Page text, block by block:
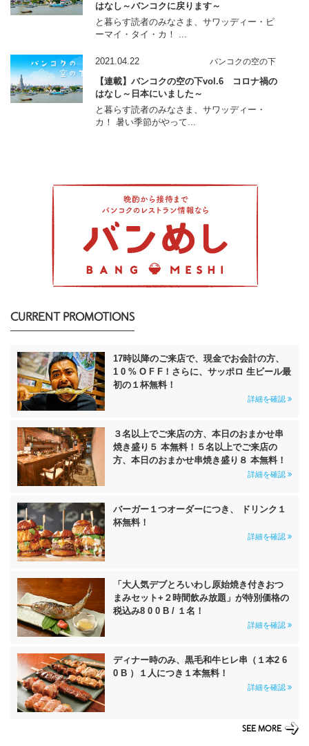
はなし～バンコクに戻ります～
と暮らす読者のみなさま、サワッディー・ピ
ーマイ・タイ・カ！ ...
2021.04.22 バンコクの空の下
【連載】バンコクの空の下vol.6 コロナ禍の
はなし～日本にいました～
と暮らす読者のみなさま、サワッディー・
カ！ 暑い季節がやって...
CURRENT PROMOTIONS
17時以降のご来店で、現金でお会計の方、
1 0 % O F F！さらに、サッポロ 生ビール最
初の１杯無料！
詳細を確認
３名以上でご来店の方、本日のおまかせ串
焼き盛り５ 本無料！５名以上でご来店の
方、本日のおまかせ串焼き盛り８ 本無料！
詳細を確認
バーガー１つオーダーにつき、 ドリンク１
杯無料！
詳細を確認
「大人気デブとろいわし原始焼き付きおつ
まみセット+２時間飲み放題」が特別価格の
税込み8 0 0 B / １名！
詳細を確認
ディナー時のみ、黒毛和牛ヒレ串（１本2 6
0 B ）１人につき１本無料！
詳細を確認
SEE MORE